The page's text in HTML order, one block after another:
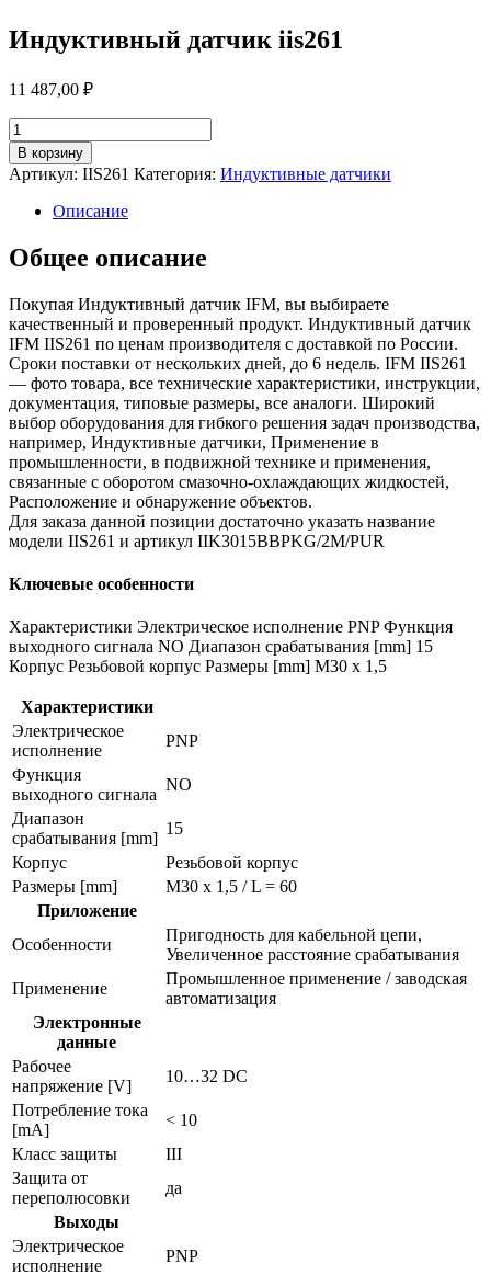
Индуктивный датчик iis261
11 487,00 ₽
Количество
товара
Индуктивный
датчик
iis261
В корзину
Артикул: IIS261 Категория: Индуктивные датчики
Описание
Общее описание
Покупая Индуктивный датчик IFM, вы выбираете
качественный и проверенный продукт. Индуктивный датчик
IFM IIS261 по ценам производителя с доставкой по России.
Сроки поставки от нескольких дней, до 6 недель. IFM IIS261
— фото товара, все технические характеристики, инструкции,
документация, типовые размеры, все аналоги. Широкий
выбор оборудования для гибкого решения задач производства,
например, Индуктивные датчики, Применение в
промышленности, в подвижной технике и применения,
связанные с оборотом смазочно-охлаждающих жидкостей,
Расположение и обнаружение объектов.
Для заказа данной позиции достаточно указать название
модели IIS261 и артикул IIK3015BBPKG/2M/PUR
Ключевые особенности
Характеристики Электрическое исполнение PNP Функция
выходного сигнала NO Диапазон срабатывания [mm] 15
Корпус Резьбовой корпус Размеры [mm] M30 x 1,5
Характеристики
Электрическое
исполнение
PNP
Функция
выходного сигнала
NO
Диапазон
срабатывания [mm]
15
Корпус
Резьбовой корпус
Размеры [mm]
M30 x 1,5 / L = 60
Приложение
Особенности
Пригодность для кабельной цепи,
Увеличенное расстояние срабатывания
Применение
Промышленное применение / заводская
автоматизация
Электронные
данные
Рабочее
напряжение [V]
10…32 DC
Потребление тока
[mA]
< 10
Класс защиты
III
Защита от
переполюсовки
да
Выходы
Электрическое
исполнение
PNP